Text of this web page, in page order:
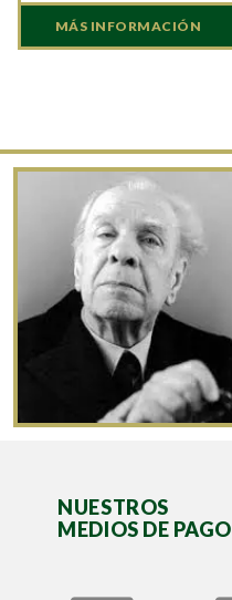
MÁS INFORMACIÓN
NUESTROS
MEDIOS DE PAGO